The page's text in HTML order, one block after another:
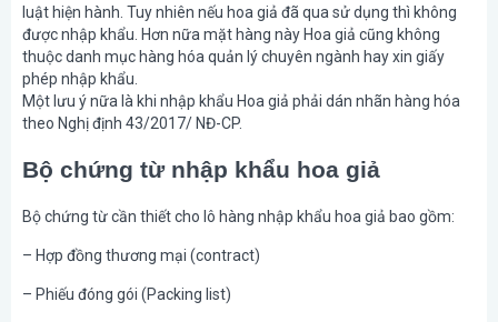
luật hiện hành. Tuy nhiên nếu hoa giả đã qua sử dụng thì không
được nhập khẩu. Hơn nữa mặt hàng này Hoa giả cũng không
thuộc danh mục hàng hóa quản lý chuyên ngành hay xin giấy
phép nhập khẩu.
Một lưu ý nữa là khi nhập khẩu Hoa giả phải dán nhãn hàng hóa
theo Nghị định 43/2017/ NĐ-CP.
Bộ chứng từ nhập khẩu hoa giả
Bộ chứng từ cần thiết cho lô hàng nhập khẩu hoa giả bao gồm:
– Hợp đồng thương mại (contract)
– Phiếu đóng gói (Packing list)